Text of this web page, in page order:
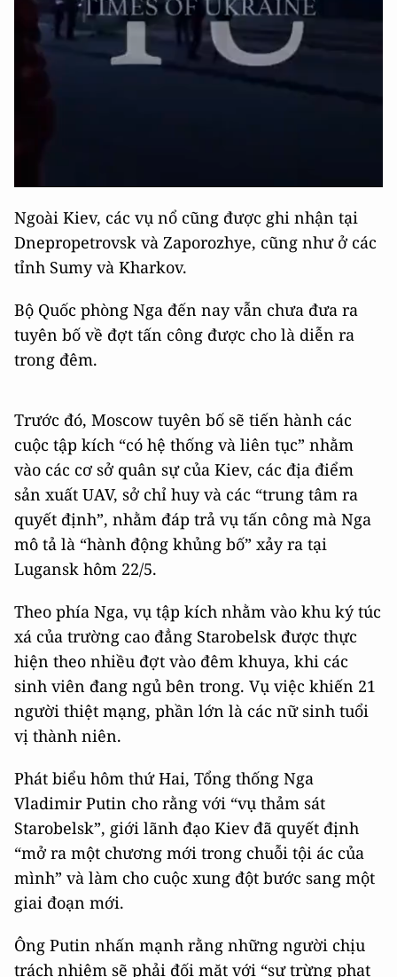
Ngoài Kiev, các vụ nổ cũng được ghi nhận tại
Dnepropetrovsk và Zaporozhye, cũng như ở các
tỉnh Sumy và Kharkov.
Bộ Quốc phòng Nga đến nay vẫn chưa đưa ra
tuyên bố về đợt tấn công được cho là diễn ra
trong đêm.
Trước đó, Moscow tuyên bố sẽ tiến hành các
cuộc tập kích “có hệ thống và liên tục” nhằm
vào các cơ sở quân sự của Kiev, các địa điểm
sản xuất UAV, sở chỉ huy và các “trung tâm ra
quyết định”, nhằm đáp trả vụ tấn công mà Nga
mô tả là “hành động khủng bố” xảy ra tại
Lugansk hôm 22/5.
Theo phía Nga, vụ tập kích nhằm vào khu ký túc
xá của trường cao đẳng Starobelsk được thực
hiện theo nhiều đợt vào đêm khuya, khi các
sinh viên đang ngủ bên trong. Vụ việc khiến 21
người thiệt mạng, phần lớn là các nữ sinh tuổi
vị thành niên.
Phát biểu hôm thứ Hai, Tổng thống Nga
Vladimir Putin cho rằng với “vụ thảm sát
Starobelsk”, giới lãnh đạo Kiev đã quyết định
“mở ra một chương mới trong chuỗi tội ác của
mình” và làm cho cuộc xung đột bước sang một
giai đoạn mới.
Ông Putin nhấn mạnh rằng những người chịu
trách nhiệm sẽ phải đối mặt với “sự trừng phạt